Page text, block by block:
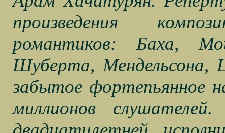
произведения
романтиков: Баха,
Шуберта, Мендельсона,
забытое фортепьянное
миллионов